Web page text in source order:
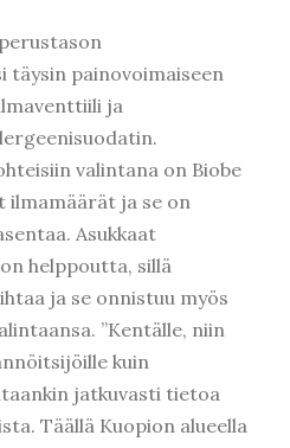
täysin painovoimaiseen
ja
valintana on Biobe
ilmamäärät ja se on
Asukkaat
helppoutta, sillä
ja se onnistuu myös
”Kentälle, niin
kuin
jatkuvasti tietoa
Täällä Kuopion alueella